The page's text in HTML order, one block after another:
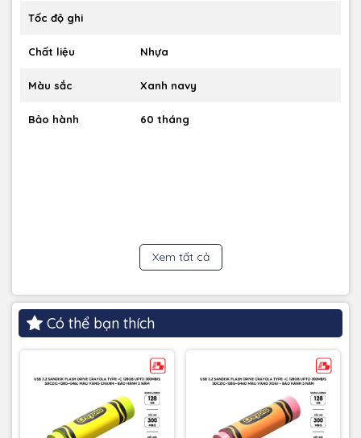
Tốc độ ghi
Chất liệu Nhựa
Màu sắc Xanh navy
Bảo hành 60 tháng
Xem tất cả
Có thể bạn thích